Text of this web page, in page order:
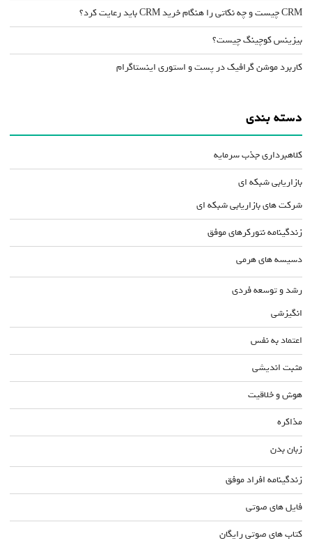
CRM چیست و چه نکاتی را هنگام خرید CRM باید رعایت کرد؟
بیزینس کوچینگ چیست؟
کاربرد موشن گرافیک در پست و استوری اینستاگرام
دسته بندی
کلاهبرداری جذب سرمایه
بازاریابی شبکه ای
شرکت های بازاریابی شبکه ای
زندگینامه نتورکرهای موفق
دسیسه های هرمی
رشد و توسعه فردی
انگیزشی
اعتماد به نفس
مثبت اندیشی
هوش و خلاقیت
مذاکره
زبان بدن
زندگینامه افراد موفق
فایل های صوتی
کتاب های صوتی رایگان